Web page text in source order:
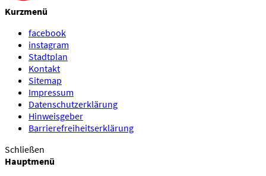
Kurzmenü
facebook
instagram
Stadtplan
Kontakt
Sitemap
Impressum
Datenschutzerklärung
Hinweisgeber
Barrierefreiheitserklärung
Schließen
Hauptmenü